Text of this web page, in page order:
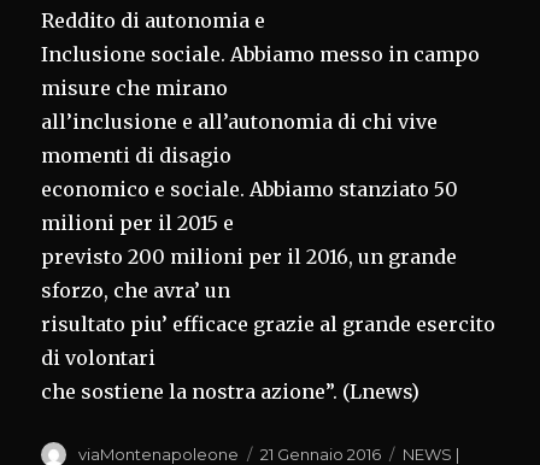
Reddito di autonomia e
Inclusione sociale. Abbiamo messo in campo
misure che mirano
all’inclusione e all’autonomia di chi vive
momenti di disagio
economico e sociale. Abbiamo stanziato 50
milioni per il 2015 e
previsto 200 milioni per il 2016, un grande
sforzo, che avra’ un
risultato piu’ efficace grazie al grande esercito
di volontari
che sostiene la nostra azione”. (Lnews)
Autore
viaMontenapoleone
Pubblicato
21 Gennaio 2016 Categorie
NEWS |